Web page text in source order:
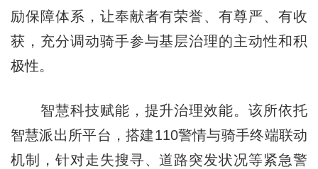
励保障体系，让奉献者有荣誉、有尊严、有收
获，充分调动骑手参与基层治理的主动性和积
极性。
智慧科技赋能，提升治理效能。该所依托
智慧派出所平台，搭建110警情与骑手终端联动
机制，针对走失搜寻、道路突发状况等紧急警